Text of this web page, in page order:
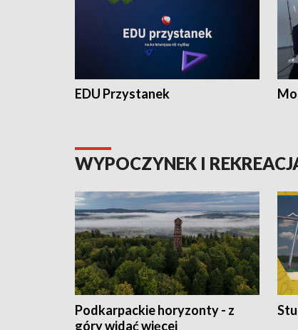
EDU Przystanek
WYPOCZYNEK I
Podkarpackie horyzonty - z
góry widać więcej